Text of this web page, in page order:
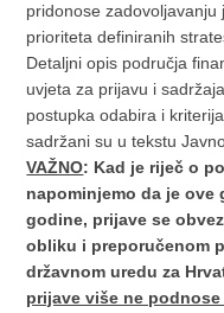
pridonose
prioriteta definiranih
Detaljni opis područja
uvjeta za prijavu i
postupka odabira i
sadržani su u tekstu
VAŽNO: Kad je riječ o
napominjemo da je ove
godine, prijave se
obliku i preporučenom
državnom uredu za
prijave više ne